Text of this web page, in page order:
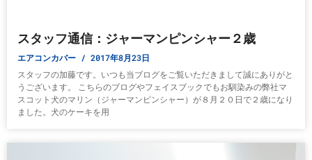
スタッフ通信：ジャーマンピンシャー２歳
エアコンカバー 2017年8月23日
スタッフの加藤です。いつも当ブログをご覧いただきまして誠にありがと
うございます。 こちらのブログやフェイスブックでもお馴染みの弊社マ
スコット犬のマリン（ジャーマンピンシャー）が８月２０日で２歳になり
ました。犬のケーキを用